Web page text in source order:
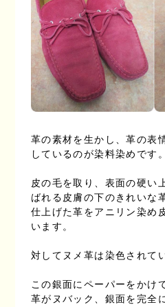
革の素材を生かし、革の表
しているのが染料染めです。
皮の毛を取り、表面の硬い
ばれる皮膚の下のきれいな
仕上げた革をアニリン染め
います。
対してヌメ革は染色されて
この銀面にペーパーをかけ
革がヌバック、銀面を完全